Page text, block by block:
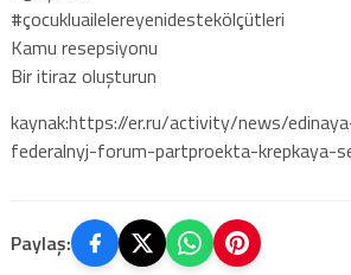
#çocukluailelereyenidestekölçütleri
Kamu resepsiyonu
Bir itiraz oluşturun
kaynak:https://er.ru/activity/news/
federalnyj-forum-partproekta-krepkaya-
Paylaş: